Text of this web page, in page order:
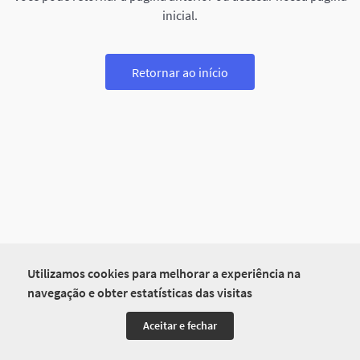
Utilizamos cookies para melhorar a experiência na
navegação e obter estatísticas das visitas
Aceitar e fechar
inicial.
Retornar ao início